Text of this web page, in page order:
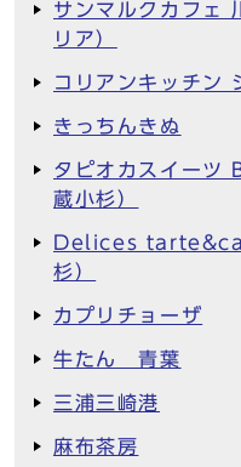
サンマルクカフェ
リア）
コリアンキッチン
きっちんきぬ
タピオカスイーツ
蔵小杉）
Delices
杉）
カプリチョーザ
牛たん 青葉
三浦三崎港
麻布茶房